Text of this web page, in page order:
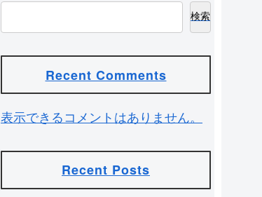
検索
Recent Comments
表示できるコメントはありません。
Recent Posts